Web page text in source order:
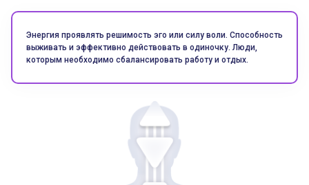
Энергия проявлять решимость эго или силу воли. Способность
выживать и эффективно действовать в одиночку. Люди,
которым необходимо сбалансировать работу и отдых.